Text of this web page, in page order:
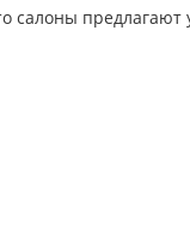
салоны предлагают